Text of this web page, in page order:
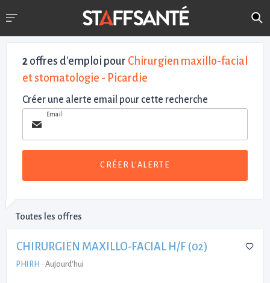
2 offres d'emploi pour Chirurgien maxillo-facial
et stomatologie - Picardie
Créer une alerte email pour cette recherche
Email
CRÉER L'ALERTE
Toutes les offres
CHIRURGIEN MAXILLO-FACIAL H/F (02)
PHI RH - Aujourd'hui